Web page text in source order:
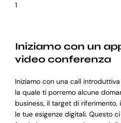
1
Iniziamo con un
video conferenza
Iniziamo con una call
la quale ti porremo alcune
business, il target di
le tue esigenze digitali. Questo